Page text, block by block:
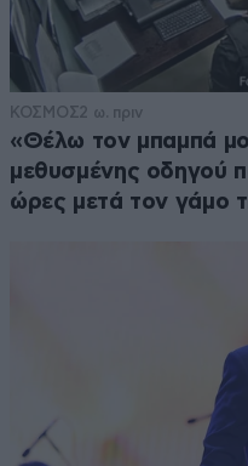
ΚΟΣΜΟΣ2 ω. πριν
«Θέλω τον μπαμπά
μεθυσμένης οδηγού
ώρες μετά τον γάμο